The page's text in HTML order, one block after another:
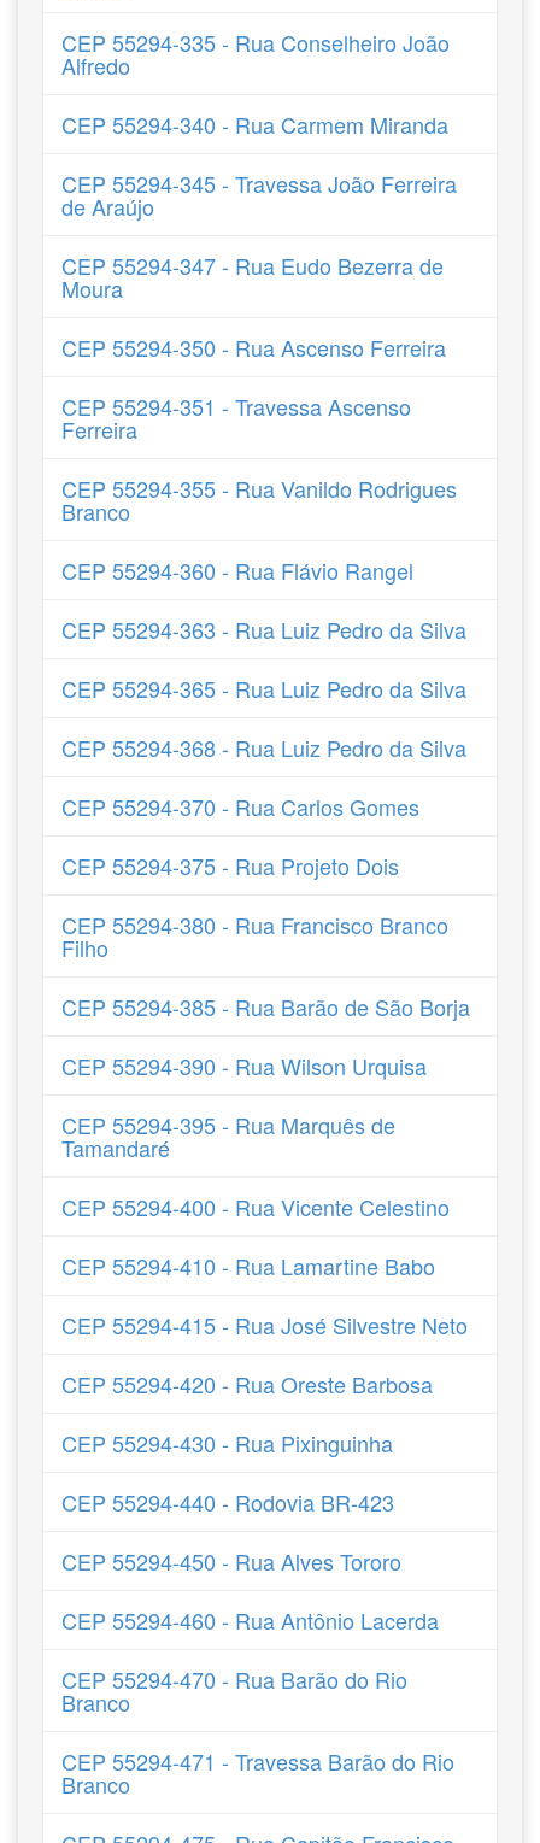
CEP 55294-335 - Rua Conselheiro João
Alfredo
CEP 55294-340 - Rua Carmem Miranda
CEP 55294-345 - Travessa João Ferreira
de Araújo
CEP 55294-347 - Rua Eudo Bezerra de
Moura
CEP 55294-350 - Rua Ascenso Ferreira
CEP 55294-351 - Travessa Ascenso
Ferreira
CEP 55294-355 - Rua Vanildo Rodrigues
Branco
CEP 55294-360 - Rua Flávio Rangel
CEP 55294-363 - Rua Luiz Pedro da Silva
CEP 55294-365 - Rua Luiz Pedro da Silva
CEP 55294-368 - Rua Luiz Pedro da Silva
CEP 55294-370 - Rua Carlos Gomes
CEP 55294-375 - Rua Projeto Dois
CEP 55294-380 - Rua Francisco Branco
Filho
CEP 55294-385 - Rua Barão de São Borja
CEP 55294-390 - Rua Wilson Urquisa
CEP 55294-395 - Rua Marquês de
Tamandaré
CEP 55294-400 - Rua Vicente Celestino
CEP 55294-410 - Rua Lamartine Babo
CEP 55294-415 - Rua José Silvestre Neto
CEP 55294-420 - Rua Oreste Barbosa
CEP 55294-430 - Rua Pixinguinha
CEP 55294-440 - Rodovia BR-423
CEP 55294-450 - Rua Alves Tororo
CEP 55294-460 - Rua Antônio Lacerda
CEP 55294-470 - Rua Barão do Rio
Branco
CEP 55294-471 - Travessa Barão do Rio
Branco